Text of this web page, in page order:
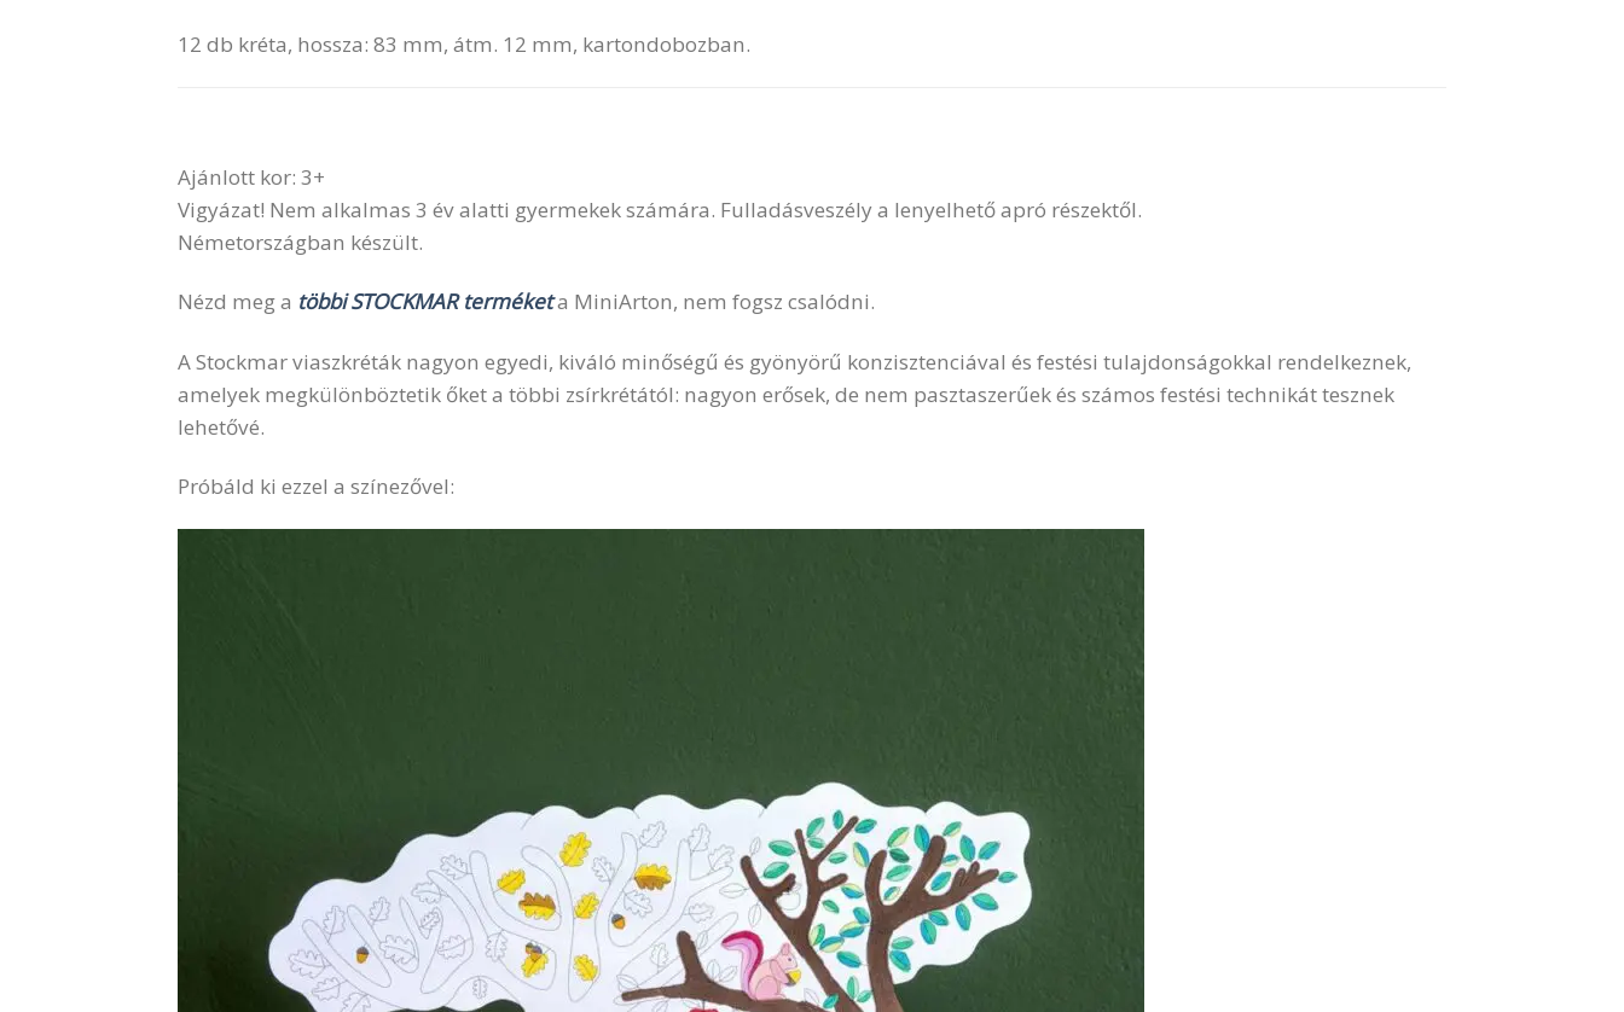
12 db kréta, hossza: 83 mm, átm. 12 mm, kartondobozban.
Ajánlott kor: 3+
Vigyázat! Nem alkalmas 3 év alatti gyermekek számára. Fulladásveszély a lenyelhető apró részektől.
Németországban készült.
Nézd meg a többi STOCKMAR terméketa MiniArton, nem fogsz csalódni.
A Stockmar viaszkréták nagyon egyedi, kiváló minőségű és gyönyörű konzisztenciával és festési tulajdonságokkal rendelkeznek,
amelyek megkülönböztetik őket a többi zsírkrétától: nagyon erősek, de nem pasztaszerűek és számos festési technikát tesznek
lehetővé.
Próbáld ki ezzel a színezővel: